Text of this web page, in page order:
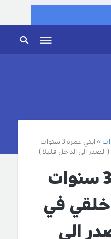
ابني عمره 3 سنوات
الى الداخل قليلا )
ابني عمره 3 سنوات
خلقي في
الى